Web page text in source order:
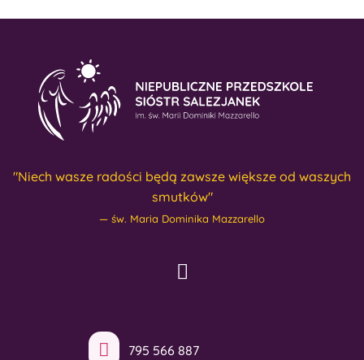
"Niech wasze radości będą zawsze większe od waszych
smutków"
św. Maria Dominika Mazzarello
795 566 887